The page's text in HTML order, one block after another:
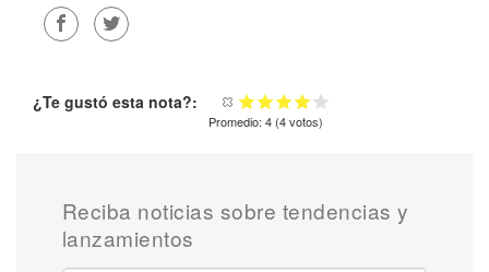
¿Te gustó esta nota?:
Promedio: 4 (4votos)
Reciba noticias sobre tendencias y
lanzamientos